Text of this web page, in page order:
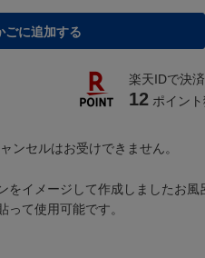
ごに追加する
楽天IDで決
12 ポイン
ンセルはお受けできません。
をイメージして作成しましたお風
って使用可能です。